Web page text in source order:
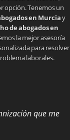
opción. Tenemos un
en Murciay
de abogados en
la mejor asesoría
para resolver
laborales.
que me